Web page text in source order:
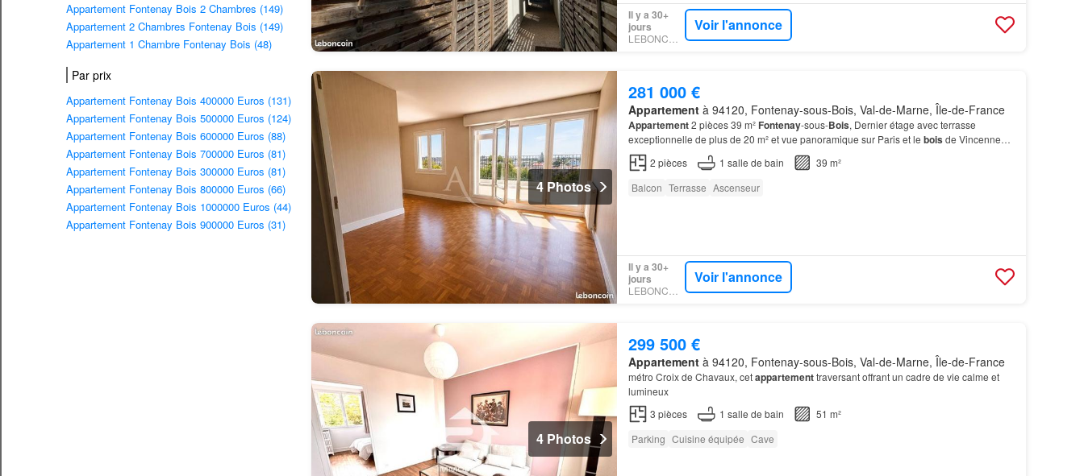
Appartement Fontenay Bois 2 Chambres (149)
Appartement 2 Chambres Fontenay Bois (149)
Appartement 1 Chambre Fontenay Bois (48)
Par prix
Appartement Fontenay Bois 400000 Euros (131)
Appartement Fontenay Bois 500000 Euros (124)
Appartement Fontenay Bois 600000 Euros (88)
Appartement Fontenay Bois 700000 Euros (81)
Appartement Fontenay Bois 300000 Euros (81)
Appartement Fontenay Bois 800000 Euros (66)
Appartement Fontenay Bois 1000000 Euros (44)
Appartement Fontenay Bois 900000 Euros (31)
Il y a 30+
jours
LEBONCOIN
Voir l'annonce
4 Photos
281 000 €
Appartementà 94120, Fontenay-sous-Bois, Val-de-Marne, Île-de-France
Appartement2 pièces 39 m² Fontenay-sous-Bois, Dernier étage avec terrasse
exceptionnelle de plus de 20 m² et vue panoramique sur Paris et le bois de Vincennes
dubois de Vincennes, à proximité immédiate des commerces, des bu…
2 pièces 1 salle de bain
39 m²
Balcon Terrasse Ascenseur
Il y a 30+
jours
Voir l'annonce
4 Photos
299 500 €
Appartementà 94120, Fontenay-sous-Bois, Val-de-Marne, Île-de-France
métro Croix de Chavaux, cetappartementtraversant offrant un cadre de vie calme et
lumineux
3 pièces 1 salle de bain
51 m²
Parking Cuisine équipée Cave